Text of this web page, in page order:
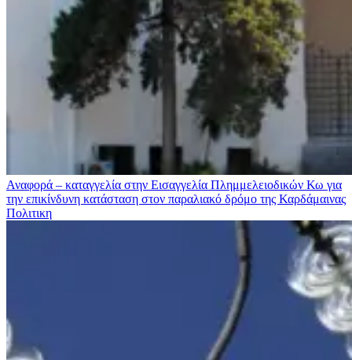
Αναφορά – καταγγελία στην Εισαγγελία Πλημμελειοδικών Κω για
την επικίνδυνη κατάσταση στον παραλιακό δρόμο της Καρδάμαινας
Πολιτικη